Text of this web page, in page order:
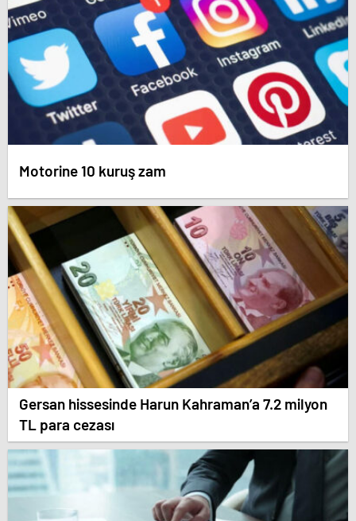
Motorine 10 kuruş zam
Gersan hissesinde Harun Kahraman’a 7.2 milyon
TL para cezası